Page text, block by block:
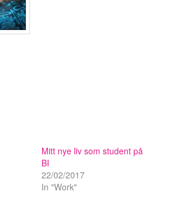
Mitt nye liv som student på
BI
22/02/2017
In "Work"